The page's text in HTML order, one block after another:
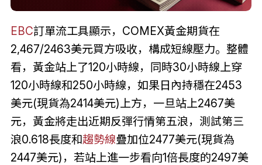
EBC訂單流工具顯示，COMEX黃金期貨在
2,467/2463美元買方吸收，構成短線壓力。整體
看，黃金站上了120小時線，同時30小時線上穿
120小時線和250小時線，如果日內持穩在2453
美元(現貨為2414美元)上方，一旦站上2467美
元，黃金將走出近期反彈行情第五浪，測試第三
浪0.618長度和趨勢線疊加位2477美元(現貨為
2447美元)，若站上進一步看向1倍長度的2497美